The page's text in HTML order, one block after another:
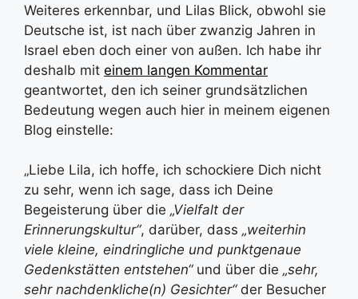
Weiteres erkennbar, und Lilas Blick, obwohl sie
Deutsche ist, ist nach über zwanzig Jahren in
Israel eben doch einer von außen. Ich habe ihr
deshalb mit einem langen Kommentar
geantwortet, den ich seiner grundsätzlichen
Bedeutung wegen auch hier in meinem eigenen
Blog einstelle:
„Liebe Lila, ich hoffe, ich schockiere Dich nicht
zu sehr, wenn ich sage, dass ich Deine
Begeisterung über die „Vielfalt der
Erinnerungskultur“, darüber, dass „weiterhin
viele kleine, eindringliche und punktgenaue
Gedenkstätten entstehen“und über die „sehr,
sehr nachdenkliche(n) Gesichter“der Besucher